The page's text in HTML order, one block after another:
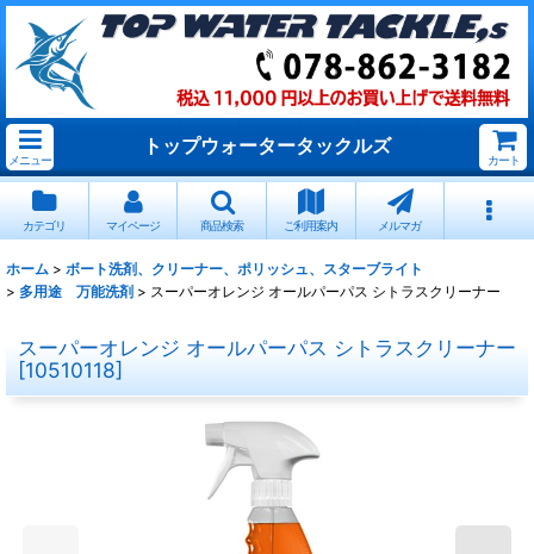
メニュー
トップウォータータックルズ
カート
カテゴリ マイページ 商品検索 ご利用案内 メルマガ
ホーム > ボート洗剤、クリーナー、ポリッシュ、スターブライト
> 多用途 万能洗剤 > スーパーオレンジ オールパーパス シトラスクリーナー
スーパーオレンジ オールパーパス シトラスクリーナー
[10510118]